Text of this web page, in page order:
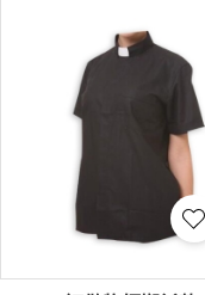
神。如果您正在尋找
擇 iGift。我們也提供
iGift 訂製牧師襯衫，
製，提升您的教會形
師襯衫最少訂購量 -
數量而定。貨期約需